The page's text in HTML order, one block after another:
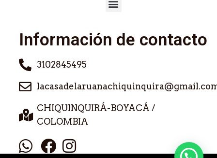
Información de contacto
3102845495
CHIQUINQUIRÁ-BOYACÁ /
COLOMBIA